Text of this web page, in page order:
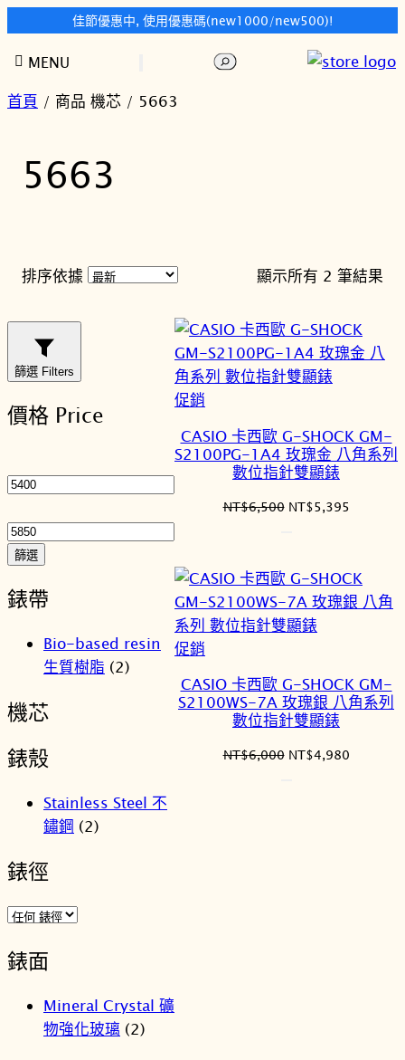
佳節優惠中, 使用優惠碼(new1000/new500)!
至
主
要
搜
MENU
首頁 / 商品 機芯 / 5663
5663
排序依據 顯示所有 2 筆結果
篩選 Filters
價格 Price
低
格
高
價
篩選
錶帶
Bio-based resin
生質樹脂 (2)
機芯
錶殼
Stainless Steel 不
鏽鋼 (2)
錶徑
錶面
Mineral Crystal 礦
物強化玻璃 (2)
促銷
商
CASIO 卡西歐 G-SHOCK GM-
S2100PG-1A4 玫瑰金 八角系列
數位指針雙顯錶
NT$6,500 原
NT$6,500。
NT$5,395目
促銷
商
CASIO 卡西歐 G-SHOCK GM-
S2100WS-7A 玫瑰銀 八角系列
數位指針雙顯錶
NT$6,000 原
NT$4,980目